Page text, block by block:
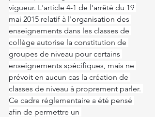
vigueur. L'article 4-1 de l'arrêté du 19
mai 2015 relatif à l'organisation des
enseignements dans les classes de
collège autorise la constitution de
groupes de niveau pour certains
enseignements spécifiques, mais ne
prévoit en aucun cas la création de
classes de niveau à proprement parler.
Ce cadre réglementaire a été pensé
afin de permettre un